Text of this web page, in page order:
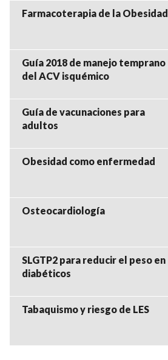
Farmacoterapia de la Obesidad
Guía 2018 de manejo temprano
del ACV isquémico
Guía de vacunaciones para
adultos
Obesidad como enfermedad
Osteocardiología
SLGTP2 para reducir el peso en
diabéticos
Tabaquismo y riesgo de LES